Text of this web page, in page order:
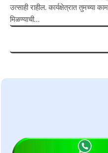
उत्साही राहील. कार्यक्षेत्रात तुमच्या
मिळण्याची…